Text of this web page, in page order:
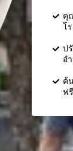
คุ
โ
ป
อ
ค้
ฟรี